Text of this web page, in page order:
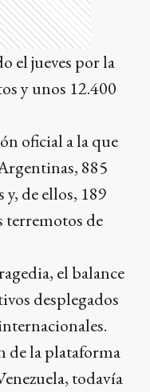
el jueves por la
y unos 12.400
oficial a la que
885
de ellos, 189
terremotos de
el balance
desplegados
de la plataforma
todavía